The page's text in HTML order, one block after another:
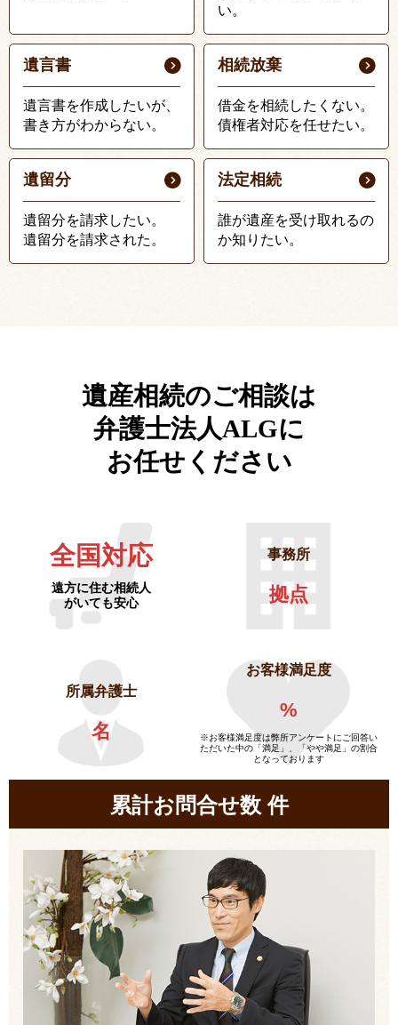
い。
遺言書
遺言書を作成したいが、
書き方がわからない。
相続放棄
借金を相続したくない。
債権者対応を任せたい。
遺留分
遺留分を請求したい。
遺留分を請求された。
法定相続
誰が遺産を受け取れるの
か知りたい。
遺産相続のご相談は
弁護士法人ALGに
お任せください
全国対応
遠方に住む相続人
がいても安心
事務所
拠点
所属弁護士
名
お客様満足度
%
※お客様満足度は弊所アンケートにご回答い
ただいた中の「満足」、「やや満足」の割合
となっております
累計お問合せ数件